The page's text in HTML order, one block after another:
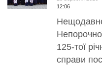
12:06
125-тої
справи